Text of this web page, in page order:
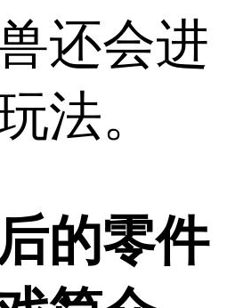
还会进
法。
的零件